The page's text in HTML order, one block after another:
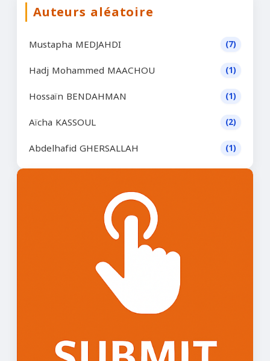
Auteurs aléatoire
Mustapha MEDJAHDI (7)
Hadj Mohammed MAACHOU (1)
Hossaïn BENDAHMAN (1)
Aïcha KASSOUL (2)
Abdelhafid GHERSALLAH (1)